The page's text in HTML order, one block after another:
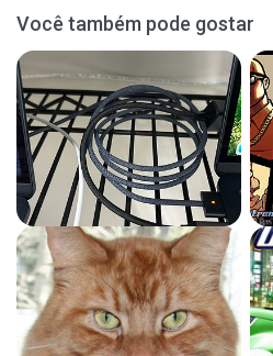
Você também pode gostar